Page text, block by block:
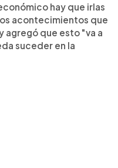
hay que irlas
acontecimientos que
agregó que esto "va a
suceder en la